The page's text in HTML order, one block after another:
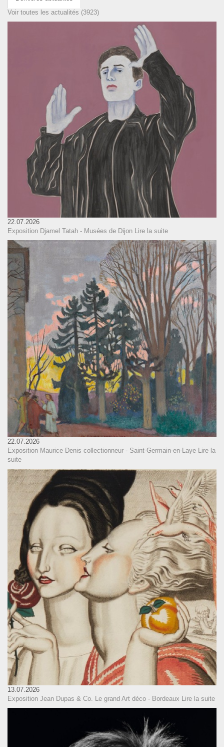
Voir toutes les actualités (3923)
22.07.2026
Exposition Djamel Tatah - Musées de Dijon Lire la suite
22.07.2026
Exposition Maurice Denis collectionneur - Saint-Germain-en-Laye Lire la
suite
13.07.2026
Exposition Jean Dupas & Co. Le grand Art déco - Bordeaux
Lire la suite